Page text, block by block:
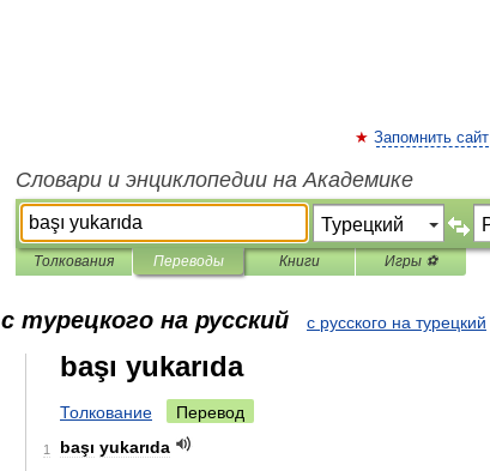
Запомнить сайт
Словари и энциклопедии на Академике
Толкования Переводы Книги Игры ⚽
с турецкого на русский с русского на турецкий
başı yukarıda
Толкование Перевод
1 başı yukarıda